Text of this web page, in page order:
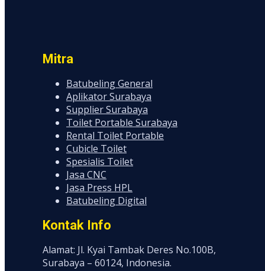
Mitra
Batubeling General
Aplikator Surabaya
Supplier Surabaya
Toilet Portable Surabaya
Rental Toilet Portable
Cubicle Toilet
Spesialis Toilet
Jasa CNC
Jasa Press HPL
Batubeling Digital
Kontak Info
Alamat: Jl. Kyai Tambak Deres No.100B,
Surabaya – 60124, Indonesia.